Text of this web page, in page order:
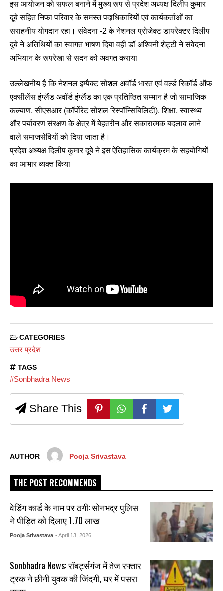
इस आयोजन को सफल बनाने में मुख्य रूप से प्रदेश अध्यक्ष दिलीप कुमार
दूबे सहित निफा परिवार के समस्त पदाधिकारियों एवं कार्यकर्ताओं का
सराहनीय योगदान रहा। संवेदना -2 के नेशनल प्रोजेक्ट डायरेक्टर दिलीप
दुबे ने अतिथियों का स्वागत भाषण दिया वही डॉ अश्विनी शेट्टी ने संवेदना
अभियान के रूपरेखा से सदन को अवगत कराया
उल्लेखनीय है कि नेशनल इम्पैक्ट सोशल अवॉर्ड भारत एवं वर्ल्ड रिकॉर्ड ऑफ
एक्सीलेंस इंग्लैंड अवॉर्ड इंग्लैंड का एक प्रतिष्ठित सम्मान है जो सामाजिक
कल्याण, सीएसआर (कॉर्पोरेट सोशल रिस्पॉन्सिबिलिटी), शिक्षा, स्वास्थ्य
और पर्यावरण संरक्षण के क्षेत्र में बेहतरीन और सकारात्मक बदलाव लाने
वाले समाजसेवियों को दिया जाता है।
प्रदेश अध्यक्ष दिलीप कुमार दूबे ने इस ऐतिहासिक कार्यक्रम के सहयोगियों
का आभार व्यक्त किया
CATEGORIES
उत्तर प्रदेश
TAGS
#Sonbhadra News
Share This
AUTHOR Pooja Srivastava
THE POST RECOMMENDS
वेडिंग कार्ड के नाम पर ठगी: सोनभद्र पुलिस
ने पीड़ित को दिलाए ₹1.70 लाख
Pooja Srivastava - April 13, 2026
Sonbhadra News: रॉबर्ट्सगंज में तेज रफ्तार
ट्रक ने छीनी युवक की जिंदगी, घर में पसरा